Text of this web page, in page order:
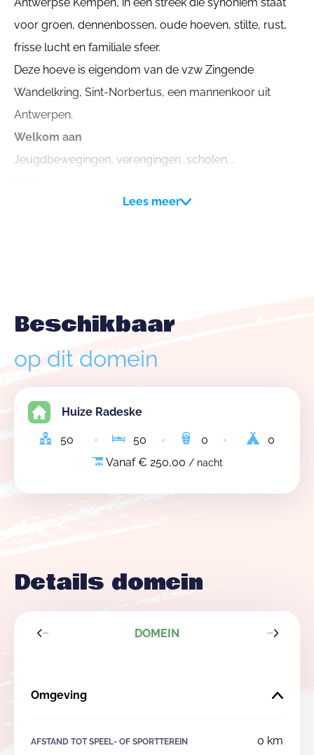
voor groen, dennenbossen, oude hoeven, stilte, rust,
frisse lucht en familiale sfeer.
Deze hoeve is eigendom van de vzw Zingende
Wandelkring, Sint-Norbertus, een mannenkoor uit
Antwerpen.
Welkom aan
Jeugdbewegingen, verengingen, scholen,...
. kampen (geen tenten);
Niet geschikt voor cantussen of fuiven. Conciërges
Lees meer
Beschikbaar
op dit domein
Huize Radeske
50 50 0
0
Vanaf € 250,00 / nacht
Details domein
DOMEIN
Omgeving
AFSTAND TOT SPEEL- OF SPORTTEREIN 0 km